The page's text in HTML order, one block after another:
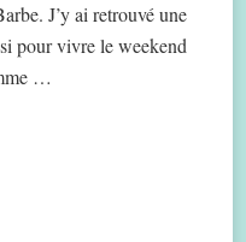
J’y ai retrouvé une
pour vivre le weekend
…